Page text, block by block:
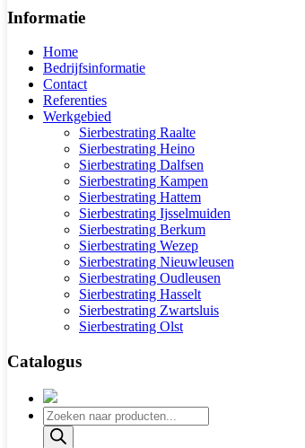
Informatie
Home
Bedrijfsinformatie
Contact
Referenties
Werkgebied
Sierbestrating Raalte
Sierbestrating Heino
Sierbestrating Dalfsen
Sierbestrating Kampen
Sierbestrating Hattem
Sierbestrating Ijsselmuiden
Sierbestrating Berkum
Sierbestrating Wezep
Sierbestrating Nieuwleusen
Sierbestrating Oudleusen
Sierbestrating Hasselt
Sierbestrating Zwartsluis
Sierbestrating Olst
Catalogus
Producten
zoeken